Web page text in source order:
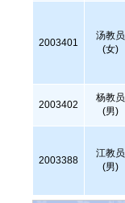
2003401
汤教员
(女)
2003402
杨教员
(男)
2003388
江教员
(男)